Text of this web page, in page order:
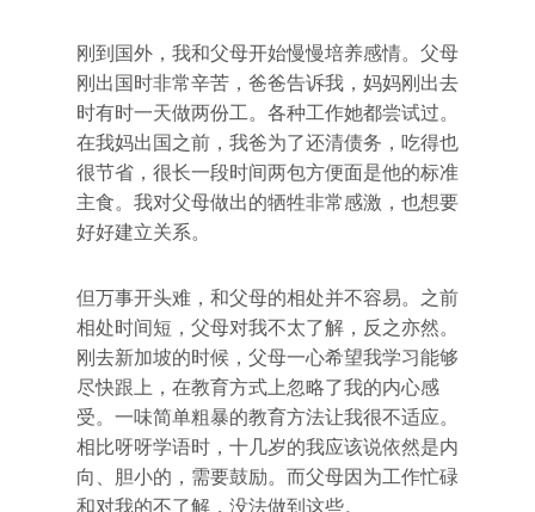
刚到国外，我和父母开始慢慢培养感情。父母
刚出国时非常辛苦，爸爸告诉我，妈妈刚出去
时有时一天做两份工。各种工作她都尝试过。
在我妈出国之前，我爸为了还清债务，吃得也
很节省，很长一段时间两包方便面是他的标准
主食。我对父母做出的牺牲非常感激，也想要
好好建立关系。
但万事开头难，和父母的相处并不容易。之前
相处时间短，父母对我不太了解，反之亦然。
刚去新加坡的时候，父母一心希望我学习能够
尽快跟上，在教育方式上忽略了我的内心感
受。一味简单粗暴的教育方法让我很不适应。
相比呀呀学语时，十几岁的我应该说依然是内
向、胆小的，需要鼓励。而父母因为工作忙碌
和对我的不了解，没法做到这些。